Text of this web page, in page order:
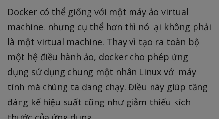
Docker có thể giống với một máy ảo virtual
machine, nhưng cụ thể hơn thì nó lại không phải
là một virtual machine. Thay vì tạo ra toàn bộ
một hệ điều hành ảo, docker cho phép ứng
dụng sử dụng chung một nhân Linux với máy
tính mà chúng ta đang chạy. Điều này giúp tăng
đáng kể hiệu suất cũng như giảm thiểu kích